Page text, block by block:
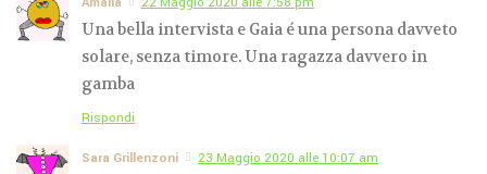
Una bella intervista e Gaia é una persona davveto
solare, senza timore. Una ragazza davvero in
gamba
Rispondi
Sara Grillenzoni 23 Maggio 2020 alle 10:07 am